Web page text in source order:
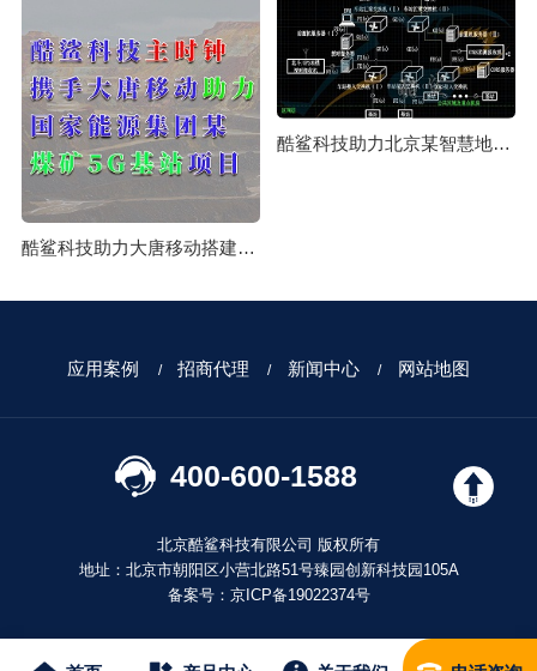
酷鲨科技助力大唐移动搭建国家能源集团某煤矿5G基站项目
酷鲨科技助力北京某智慧地铁时空体系授时系统构建成功
应用案例 招商代理 新闻中心 网站地图
400-600-1588
北京酷鲨科技有限公司 版权所有
地址：北京市朝阳区小营北路51号臻园创新科技园105A
备案号： 京ICP备19022374号